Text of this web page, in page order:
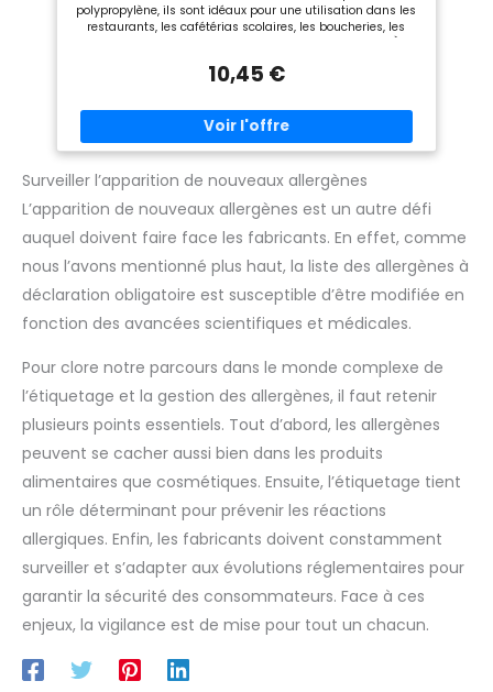
polypropylène, ils sont idéaux pour une utilisation dans les
restaurants, les cafétérias scolaires, les boucheries, les
poissonneries, etc. Taille: 47,5cm x 35,8cm x 8,4cm. TRÈS
problème ; il ne se déforme pas et ne se fissure pas à
températures de -18 °C à 90 °C. Il peut être utilisé au micro-
ondes ou au réfrigérateur. SANS BPA : Ce plateau peut être
en contact direct avec les aliments car il ne contient ni BPA
ni substances toxiques. FACILE À NETTOYER : N'attire pas les
taches de graisse ou de saleté ; les résidus alimentaires
s'éliminent rapidement au lave-vaisselle.
10,45 €
Surveiller l’apparition de nouveaux allergènes
L’apparition de nouveaux allergènes est un autre défi
auquel doivent faire face les fabricants. En effet, comme
nous l’avons mentionné plus haut, la liste des allergènes à
déclaration obligatoire est susceptible d’être modifiée en
fonction des avancées scientifiques et médicales.
Pour clore notre parcours dans le monde complexe de
l’étiquetage et la gestion des allergènes, il faut retenir
plusieurs points essentiels. Tout d’abord, les allergènes
peuvent se cacher aussi bien dans les produits
alimentaires que cosmétiques. Ensuite, l’étiquetage tient
un rôle déterminant pour prévenir les réactions
allergiques. Enfin, les fabricants doivent constamment
surveiller et s’adapter aux évolutions réglementaires pour
garantir la sécurité des consommateurs. Face à ces
enjeux, la vigilance est de mise pour tout un chacun.